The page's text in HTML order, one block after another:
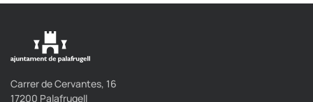
Carrer de Cervantes, 16
17200 Palafrugell